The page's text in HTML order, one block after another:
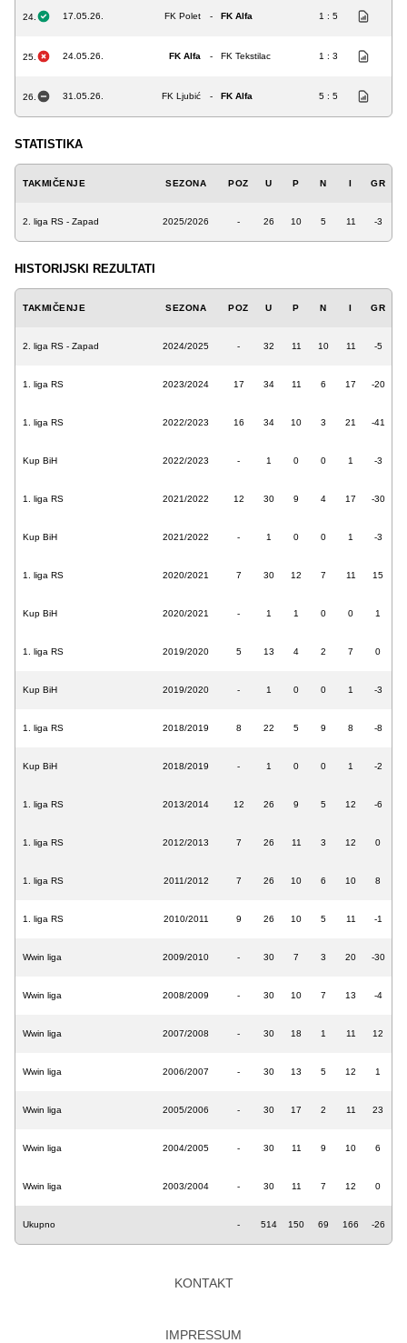
24. 17.05.26. FK Polet - FK Alfa 1 : 5
25. 24.05.26. FK Alfa - FK Tekstilac 1 : 3
26. 31.05.26. FK Ljubić - FK Alfa 5 : 5
STATISTIKA
TAKMIČENJE SEZONA POZ U P N I GR
2. liga RS - Zapad 2025/2026 - 26 10 5 11 -3
HISTORIJSKI REZULTATI
TAKMIČENJE SEZONA POZ U P N I GR
2. liga RS - Zapad 2024/2025 - 32 11 10 11 -5
1. liga RS 2023/2024 17 34 11 6 17 -20
1. liga RS 2022/2023 16 34 10 3 21 -41
Kup BiH 2022/2023 - 1 0 0 1 -3
1. liga RS 2021/2022 12 30 9 4 17 -30
Kup BiH 2021/2022 - 1 0 0 1 -3
1. liga RS 2020/2021 7 30 12 7 11 15
Kup BiH 2020/2021 - 1 1 0 0 1
1. liga RS 2019/2020 5 13 4 2 7 0
Kup BiH 2019/2020 - 1 0 0 1 -3
1. liga RS 2018/2019 8 22 5 9 8 -8
Kup BiH 2018/2019 - 1 0 0 1 -2
1. liga RS 2013/2014 12 26 9 5 12 -6
1. liga RS 2012/2013 7 26 11 3 12 0
1. liga RS 2011/2012 7 26 10 6 10 8
1. liga RS 2010/2011 9 26 10 5 11 -1
Wwin liga 2009/2010 - 30 7 3 20 -30
Wwin liga 2008/2009 - 30 10 7 13 -4
Wwin liga 2007/2008 - 30 18 1 11 12
Wwin liga 2006/2007 - 30 13 5 12 1
Wwin liga 2005/2006 - 30 17 2 11 23
Wwin liga 2004/2005 - 30 11 9 10 6
Wwin liga 2003/2004 - 30 11 7 12 0
Ukupno - 514 150 69 166 -26
KONTAKT
IMPRESSUM